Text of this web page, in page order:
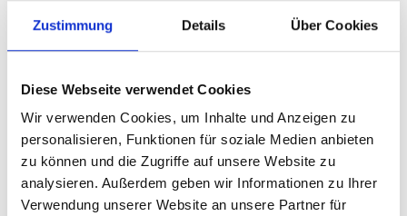
Zustimmung Details Über Cookies
Diese Webseite verwendet Cookies
Wir verwenden Cookies, um Inhalte und Anzeigen zu
personalisieren, Funktionen für soziale Medien anbieten
zu können und die Zugriffe auf unsere Website zu
analysieren. Außerdem geben wir Informationen zu Ihrer
Verwendung unserer Website an unsere Partner für
Operationalisierung der NBSAP Accelerator
Partnership